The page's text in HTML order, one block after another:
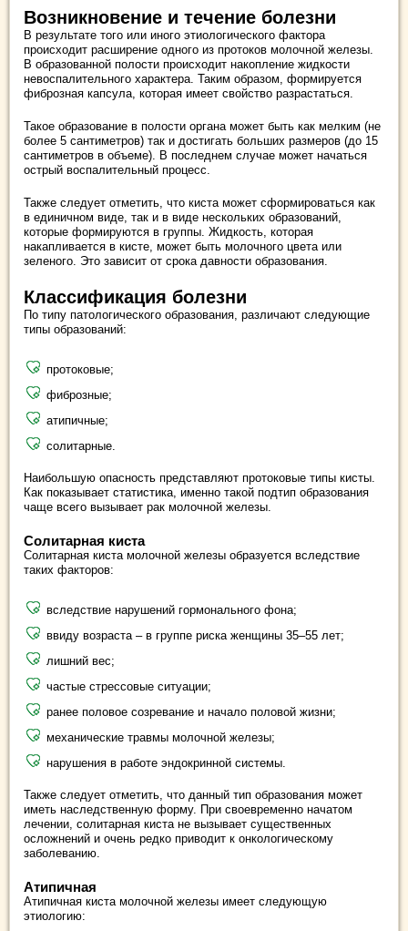
Возникновение и течение болезни
В результате того или иного этиологического фактора
происходит расширение одного из протоков молочной железы.
В образованной полости происходит накопление жидкости
невоспалительного характера. Таким образом, формируется
фиброзная капсула, которая имеет свойство разрастаться.
Такое образование в полости органа может быть как мелким (не
более 5 сантиметров) так и достигать больших размеров (до 15
сантиметров в объеме). В последнем случае может начаться
острый воспалительный процесс.
Также следует отметить, что киста может сформироваться как
в единичном виде, так и в виде нескольких образований,
которые формируются в группы. Жидкость, которая
накапливается в кисте, может быть молочного цвета или
зеленого. Это зависит от срока давности образования.
Классификация болезни
По типу патологического образования, различают следующие
типы образований:
протоковые;
фиброзные;
атипичные;
солитарные.
Наибольшую опасность представляют протоковые типы кисты.
Как показывает статистика, именно такой подтип образования
чаще всего вызывает рак молочной железы.
Солитарная киста
Солитарная киста молочной железы образуется вследствие
таких факторов:
вследствие нарушений гормонального фона;
ввиду возраста – в группе риска женщины 35–55 лет;
лишний вес;
частые стрессовые ситуации;
ранее половое созревание и начало половой жизни;
механические травмы молочной железы;
нарушения в работе эндокринной системы.
Также следует отметить, что данный тип образования может
иметь наследственную форму. При своевременно начатом
лечении, солитарная киста не вызывает существенных
осложнений и очень редко приводит к онкологическому
заболеванию.
Атипичная
Атипичная киста молочной железы имеет следующую
этиологию: